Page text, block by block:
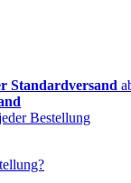
Standardversand
Bestellung